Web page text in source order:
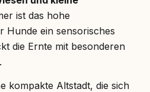
ist das hohe
ein sensorisches
die Ernte mit besonderen
kompakte Altstadt, die sich